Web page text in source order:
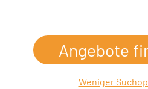
Angebote
Weniger